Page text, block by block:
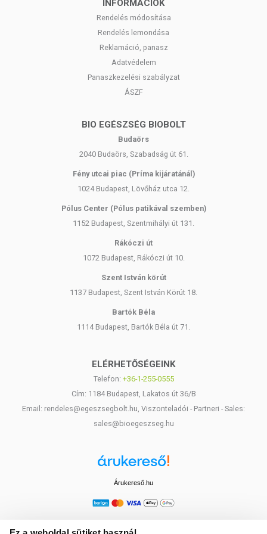
INFORMÁCIÓK
Rendelés módosítása
Rendelés lemondása
Reklamáció, panasz
Adatvédelem
Panaszkezelési szabályzat
ÁSZF
BIO EGÉSZSÉG BIOBOLT
Budaörs
2040 Budaörs, Szabadság út 61.
Fény utcai piac (Príma kijáratánál)
1024 Budapest, Lövőház utca 12.
Pólus Center (Pólus patikával szemben)
1152 Budapest, Szentmihályi út 131.
Rákóczi út
1072 Budapest, Rákóczi út 10.
Szent István körút
1137 Budapest, Szent István Körút 18.
Bartók Béla
1114 Budapest, Bartók Béla út 71.
ELÉRHETŐSÉGEINK
Telefon: +36-1-255-0555
Cím: 1184 Budapest, Lakatos út 36/B
Email: rendeles@egeszsegbolt.hu, Viszonteladói - Partneri - Sales:
sales@bioegeszseg.hu
Árukereső.hu